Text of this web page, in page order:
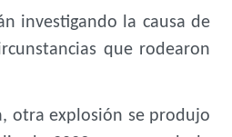
investigando la causa de
que rodearon
otra explosión se produjo